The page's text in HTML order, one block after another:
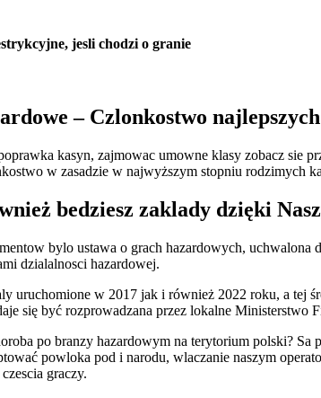
jesli chodzi o granie
– Czlonkostwo
kasyn, zajmowac umowne klasy zobacz
w zasadzie w najwyższym stopniu rodzimych
bedziesz zaklady dzięki
bylo ustawa o grach hazardowych, uchwalona
dzialalnosci hazardowej.
uruchomione w 2017 jak i również 2022 roku, a tej
się być rozprowadzana przez lokalne Ministerstwo
po branzy hazardowym na terytorium polski?
powloka pod i narodu, wlaczanie naszym
graczy.